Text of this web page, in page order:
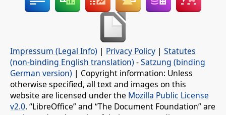
Impressum (Legal Info) | Privacy Policy | Statutes
(non-binding English translation) -Satzung (binding
German version) | Copyright information: Unless
otherwise specified, all text and images on this
website are licensed under the Mozilla Public License
v2.0. “LibreOffice” and “The Document Foundation” are